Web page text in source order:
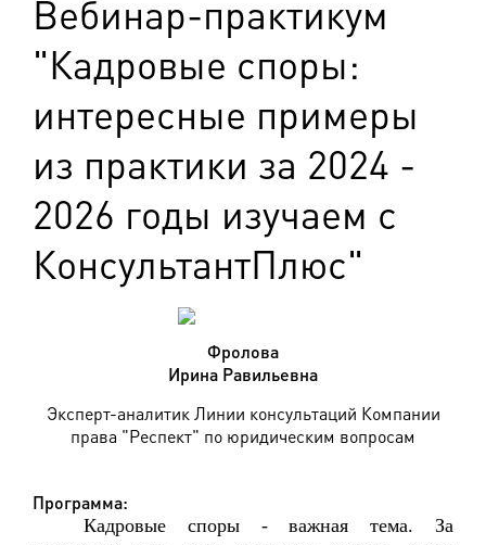
Вебинар-практикум
"Кадровые споры:
интересные примеры
из практики за 2024 -
2026 годы изучаем с
КонсультантПлюс"
Фролова
Ирина Равильевна
Эксперт-аналитик Линии консультаций Компании
права "Респект" по юридическим вопросам
Программа:
Кадровые споры - важная тема. За